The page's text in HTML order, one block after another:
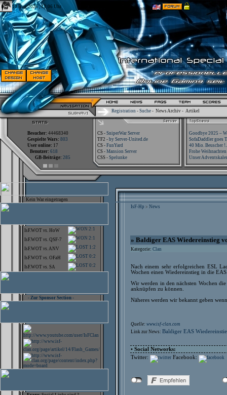
10.Aug.2026 , 13:06 Uhr Optionen:
Registration - Suche - News Archiv - Artikel
Besucher: 44468340 CS - SniperWar Server
Goodbye 2025 –
Gespielte Wars: 803 TF2 - by Server-United.de
SofaDaddler goes
User online: 17 CS - FunYard
40 Mio. Beuscher
Benutzer: 618 CS - Mansion Server
Frohe
GB-Beiträge: 285 CSS - Spelunke Unser
Kein War eingetragen
IsF.WOT vs. HoW 2:1
IsF.WOT vs. QSF-7 2:1
IsF.WOT vs.ANV 1:2
IsF.WOT vs. OFaH 0:2
IsF.WOT vs. SA 0:2
- Zur Sponsor Section -
IsF-Hp > News
» Baldiger EAS Wiedereinstieg
Kategorie: Clan
Nach einem sehr erfolgreichen ESL
Wochen einen Wiedereinstieg in die
Wir werden in den nächsten Wochen
anknüpfen zu können.
Näheres werden wir bekannt geben
Quelle: www.isf-clan.com
Link zur News: Baldiger EAS
• Social Networks:
Twitter:
Facebook: